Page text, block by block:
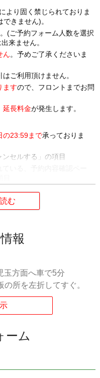
より固く禁じられておりま
きません)。
(ご予約フォーム人数を選択
来ません。
ん。予めご了承くださいま
ご利用頂けません。
ますので、フロントまでお問
延長料金が発生します。
の23:59まで承っておりま
セルする」の項目
承っておりません。
日の23:59までになります。
時刻を変更する」の項目
いる、予約内容確認ペー
の項目
た際には、必ず
でお支払いください。
報
玉方面へ車で5分
所を左折してすぐ。
ーム